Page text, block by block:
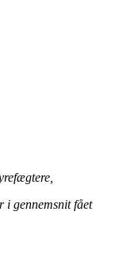
i gennemsnit fået